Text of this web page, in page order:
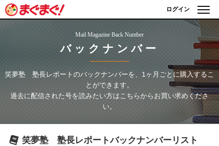
ログイン
Mail Magazine Back Number
バックナンバー
笑夢塾 塾長レポートのバックナンバーを、1ヶ月ごとに購入するこ
とができます。
過去に配信された号を読みたい方はこちらからお買い求めくださ
い。
笑夢塾 塾長レポートバックナンバーリスト